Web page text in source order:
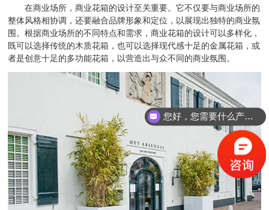
在商业场所，商业花箱的设计至关重要。它不仅要与商业场所的
整体风格相协调，还要融合品牌形象和定位，以展现出独特的商业氛
围。根据商业场所的不同特点和需求，商业花箱的设计可以多样化，
既可以选择传统的木质花箱，也可以选择现代感十足的金属花箱，或
者是创意十足的多功能花箱，以营造出与众不同的商业氛围。
您好，您需要什么产品？